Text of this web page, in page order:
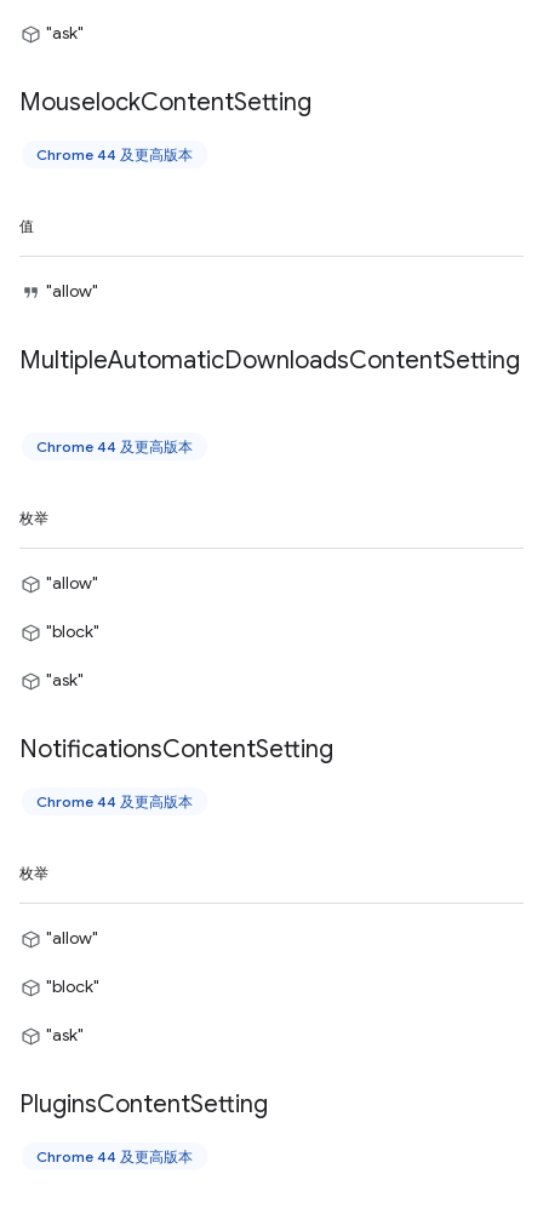
"ask"
MouselockContentSetting
Chrome 44 及更高版本
值
"allow"
MultipleAutomaticDownloadsContentSetting
Chrome 44 及更高版本
枚举
"allow"
"block"
"ask"
NotificationsContentSetting
Chrome 44 及更高版本
枚举
"allow"
"block"
"ask"
PluginsContentSetting
Chrome 44 及更高版本